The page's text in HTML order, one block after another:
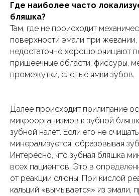
Где наиболее часто
бляшка?
Там, где не происходит
поверхности эмали при жевании,
недостаточно хорошо очищают
пришеечные области, фиссуры,
промежутки, слепые ямки зубов.
Далее происходит прилипание
микроорганизмов к зубной
зубной налёт. Если его не
минерализуется, образовывая
Интересно, что зубная бляшка
всех пациентов. Это в
от реакции слюны. При кислой
кальций «вымывается» из эмали,